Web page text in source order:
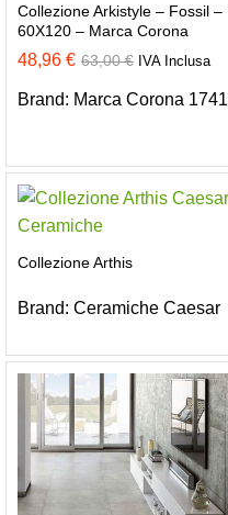
Collezione Arkistyle – Fossil –
60X120 – Marca Corona
48,96 € 63,00€ IVA Inclusa
Brand: Marca Corona 1741
Collezione Arthis
Brand: Ceramiche Caesar